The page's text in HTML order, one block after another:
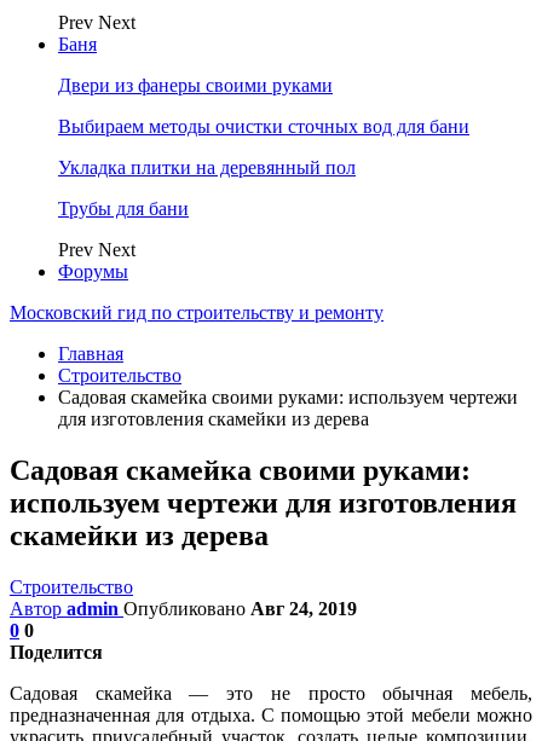
Prev Next
Баня
Двери из фанеры своими руками
Выбираем методы очистки сточных вод для бани
Укладка плитки на деревянный пол
Трубы для бани
Prev Next
Форумы
Московский гид по строительству и ремонту
Главная
Строительство
Садовая скамейка своими руками: используем чертежи
для изготовления скамейки из дерева
Садовая скамейка своими руками:
используем чертежи для изготовления
скамейки из дерева
Строительство
Автор admin Опубликовано Авг 24, 2019
0 0
Поделится
Садовая скамейка — это не просто обычная мебель,
предназначенная для отдыха. С помощью этой мебели можно
украсить приусадебный участок, создать целые композиции,